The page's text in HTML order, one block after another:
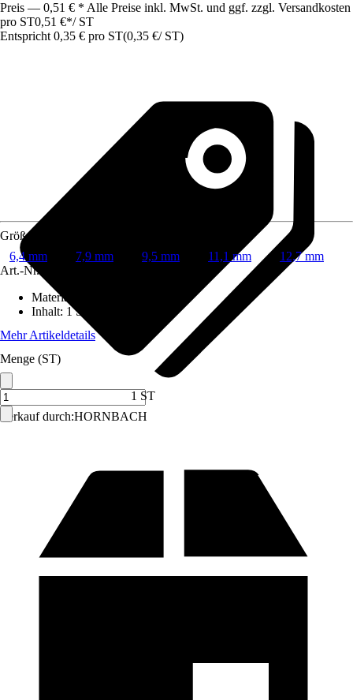
Preis — 0,51 € * Alle Preise inkl. MwSt. und ggf. zzgl. Versandkosten
pro ST0,51 €*/ ST
Entspricht 0,35 € pro ST(0,35 €/ ST)
Verkauf durch:HORNBACH
Größe
6,4 mm
7,9 mm 9,5 mm 11,1 mm
12,7 mm
Art.-Nr.
Material
Inhalt: 1 Stück
Mehr Artikeldetails
Menge (ST)
1 ST